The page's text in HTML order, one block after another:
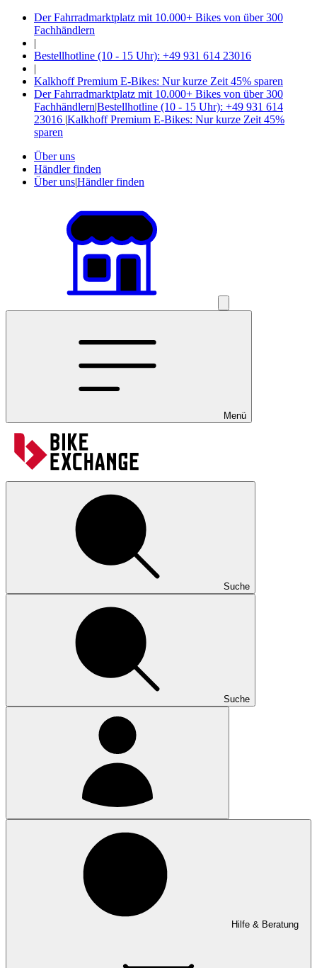
Der Fahrradmarktplatz mit 10.000+ Bikes von über 300
Fachhändlern
|
Bestellhotline (10 - 15 Uhr): +49 931 614 23016
|
Kalkhoff Premium E-Bikes: Nur kurze Zeit 45% sparen
Der Fahrradmarktplatz mit 10.000+ Bikes von über 300
Fachhändlern|Bestellhotline (10 - 15 Uhr): +49 931 614
23016 |Kalkhoff Premium E-Bikes: Nur kurze Zeit 45%
sparen
Über uns
Händler finden
Über uns|Händler finden
Menü
Suche
Suche
Hilfe & Beratung